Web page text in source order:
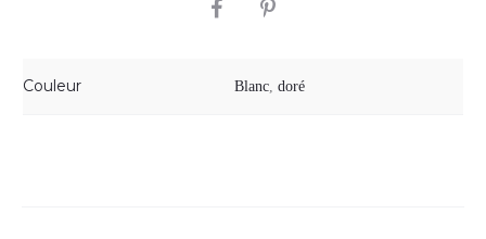
SHARE
Couleur Blanc, doré